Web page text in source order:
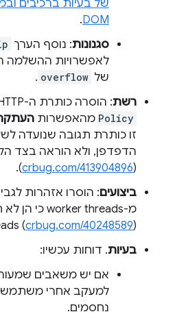
של בעיות ברכיבים
DOM
.
סגנונות: נוסף הערך
לאפשרויות ההשלמה
של overflow
.
רשת: הוסרה כותרת ה-HTTP‏
Policy מהאפשרות
זו כותרת תגובה שנועדה
הדפדפן, ולא הוראה בצד
(
crbug.com/413904896
).
ביצועים: הוסרו אזהרות
(crbug.com/40248589).
בעיות. דוחות עכשיו:
אם יש משאבים
למעקב אחרי
נחסמים.